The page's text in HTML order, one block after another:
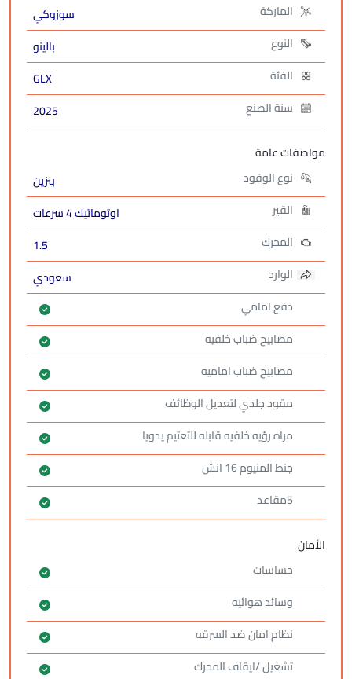
الماركة
سوزوكي
النوع
بالينو
الفئة
GLX
سنة الصنع
2025
مواصفات عامة
نوع الوقود
بنزين
القير
اوتوماتيك 4 سرعات
المحرك
1.5
الوارد
سعودي
دفع امامي
مصابيح ضباب خلفيه
مصابيح ضباب اماميه
مقود جلدي لتعديل الوظائف
مراه رؤيه خلفيه قابله للتعتيم يدويا
جنط المنيوم 16 انش
الأمان
حساسات
وسائد هوائيه
نظام امان ضد السرقه
تشغيل /ايقاف المحرك